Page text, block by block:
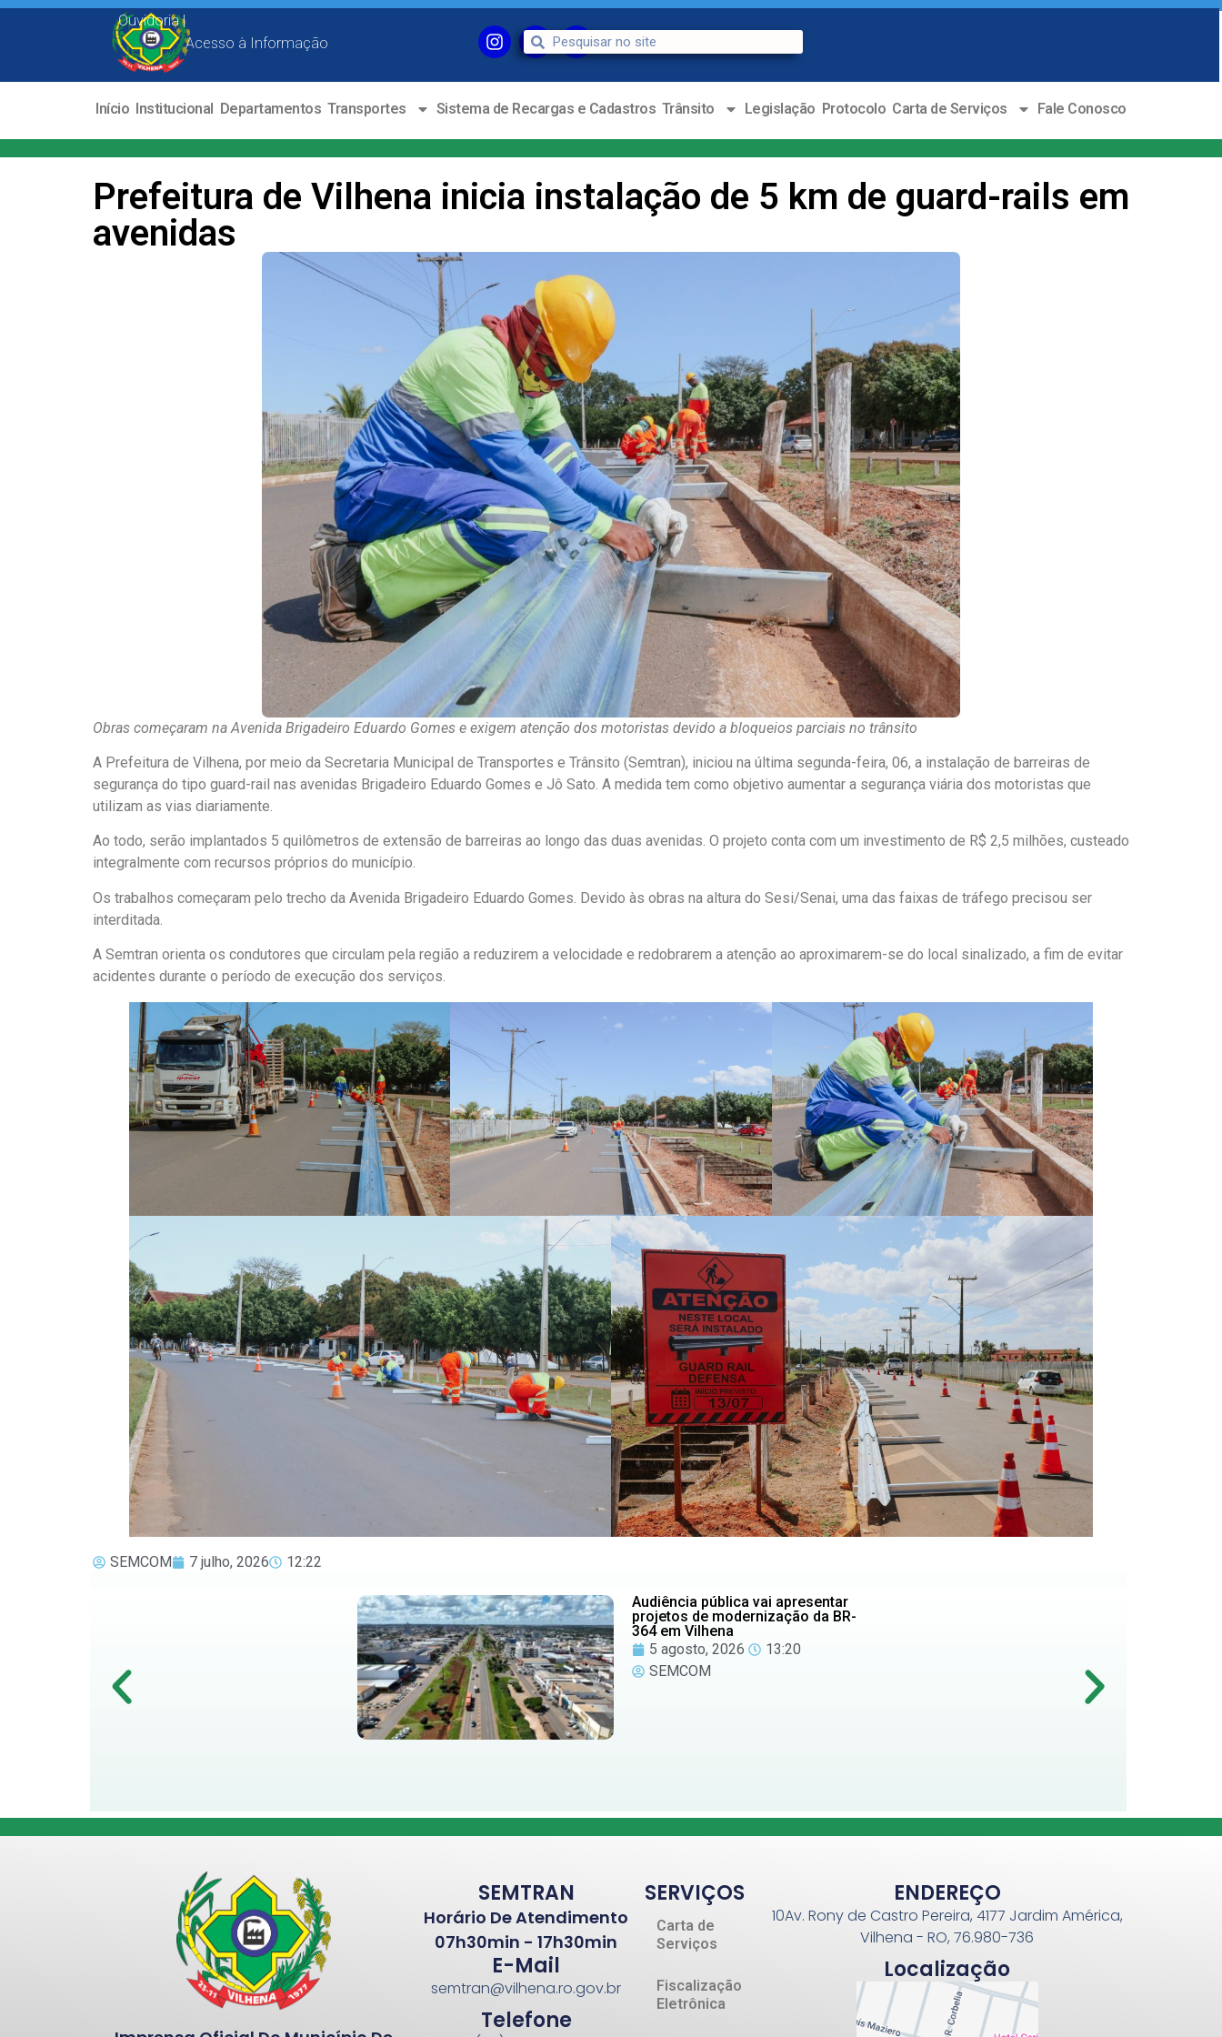
Ouvidoria |
Acesso à Informação
Início Institucional Departamentos Transportes Sistema de Recargas e Cadastros Trânsito Legislação Protocolo Carta de Serviços Fale Conosco
Prefeitura de Vilhena inicia instalação de 5 km de guard-rails em
avenidas
Obras começaram na Avenida Brigadeiro Eduardo Gomes e exigem atenção dos motoristas devido a bloqueios parciais no trânsito
A Prefeitura de Vilhena, por meio da Secretaria Municipal de Transportes e Trânsito (Semtran), iniciou na última segunda-feira, 06, a instalação de barreiras de
segurança do tipo guard-rail nas avenidas Brigadeiro Eduardo Gomes e Jô Sato. A medida tem como objetivo aumentar a segurança viária dos motoristas que
utilizam as vias diariamente.
Ao todo, serão implantados 5 quilômetros de extensão de barreiras ao longo das duas avenidas. O projeto conta com um investimento de R$ 2,5 milhões, custeado
integralmente com recursos próprios do município.
Os trabalhos começaram pelo trecho da Avenida Brigadeiro Eduardo Gomes. Devido às obras na altura do Sesi/Senai, uma das faixas de tráfego precisou ser
interditada.
A Semtran orienta os condutores que circulam pela região a reduzirem a velocidade e redobrarem a atenção ao aproximarem-se do local sinalizado, a fim de evitar
acidentes durante o período de execução dos serviços.
SEMCOM 7 julho, 2026 12:22
Audiência pública vai apresentar
projetos de modernização da BR-
364 em Vilhena
5 agosto, 2026
13:20
SEMCOM
E-Mail
semtran@vilhena.ro.gov.br
Telefone
SEMTRAN
Horário De Atendimento
07h30min - 17h30min
SERVIÇOS
Carta de
Serviços
Fiscalização
Eletrônica
ENDEREÇO
10Av. Rony de Castro Pereira, 4177 Jardim América,
Vilhena - RO, 76.980-736
Localização